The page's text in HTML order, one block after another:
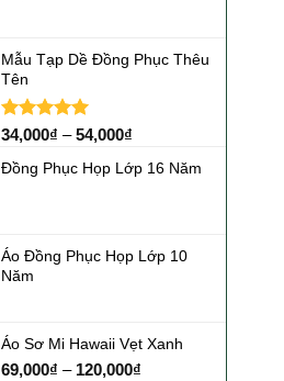
Mẫu Tạp Dề Đồng Phục Thêu
Tên
Được xếp
5 sao
34,000₫ –54,000₫
Đồng Phục Họp Lớp 16 Năm
Áo Đồng Phục Họp Lớp 10
Năm
Áo Sơ Mi Hawaii Vẹt Xanh
69,000₫ – 120,000₫